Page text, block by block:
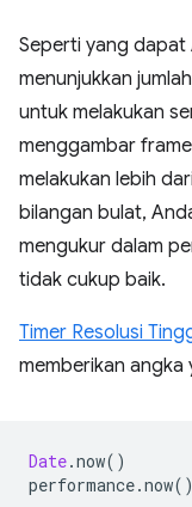
Seperti yang
menunjukkan
untuk melakukan
menggambar
melakukan lebih
bilangan bulat,
mengukur dalam
tidak cukup baik.
Timer Resolusi
memberikan angka
Date.now()
performance.now()